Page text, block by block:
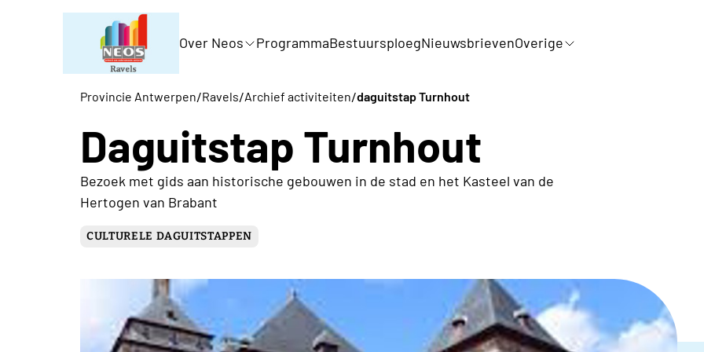
Over Neos ProgrammaBestuursploegNieuwsbrievenOverige
Provincie Antwerpen/Ravels/Archief activiteiten/daguitstap Turnhout
Daguitstap Turnhout
Bezoek met gids aan historische gebouwen in de stad en het Kasteel van de
Hertogen van Brabant
CULTURELE DAGUITSTAPPEN